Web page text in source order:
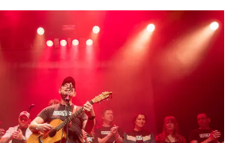
en verzorgers
studenten